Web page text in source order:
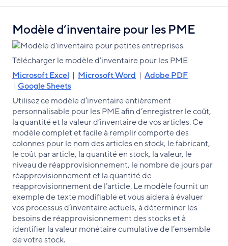
Modèle d’inventaire pour les PME
Télécharger le modèle d’inventaire pour les PME
Microsoft Excel | Microsoft Word | Adobe PDF
| Google Sheets
Utilisez ce modèle d’inventaire entièrement
personnalisable pour les PME afin d’enregistrer le coût,
la quantité et la valeur d’inventaire de vos articles. Ce
modèle complet et facile à remplir comporte des
colonnes pour le nom des articles en stock, le fabricant,
le coût par article, la quantité en stock, la valeur, le
niveau de réapprovisionnement, le nombre de jours par
réapprovisionnement et la quantité de
réapprovisionnement de l’article. Le modèle fournit un
exemple de texte modifiable et vous aidera à évaluer
vos processus d’inventaire actuels, à déterminer les
besoins de réapprovisionnement des stocks et à
identifier la valeur monétaire cumulative de l’ensemble
de votre stock.